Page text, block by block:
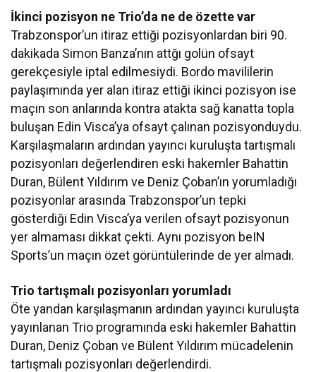
İkinci pozisyon ne Trio’da ne de özette var
Trabzonspor’un itiraz ettiği pozisyonlardan biri 90.
dakikada Simon Banza’nın attğı golün ofsayt
gerekçesiyle iptal edilmesiydi. Bordo mavililerin
paylaşımında yer alan itiraz ettiği ikinci pozisyon ise
maçın son anlarında kontra atakta sağ kanatta topla
buluşan Edin Visca’ya ofsayt çalınan pozisyonduydu.
Karşılaşmaların ardından yayıncı kuruluşta tartışmalı
pozisyonları değerlendiren eski hakemler Bahattin
Duran, Bülent Yıldırım ve Deniz Çoban’ın yorumladığı
pozisyonlar arasında Trabzonspor’un tepki
gösterdiği Edin Visca’ya verilen ofsayt pozisyonun
yer almaması dikkat çekti. Aynı pozisyon beIN
Sports’un maçın özet görüntülerinde de yer almadı.
Trio tartışmalı pozisyonları yorumladı
Öte yandan karşılaşmanın ardından yayıncı kuruluşta
yayınlanan Trio programında eski hakemler Bahattin
Duran, Deniz Çoban ve Bülent Yıldırım mücadelenin
tartışmalı pozisyonları değerlendirdi.